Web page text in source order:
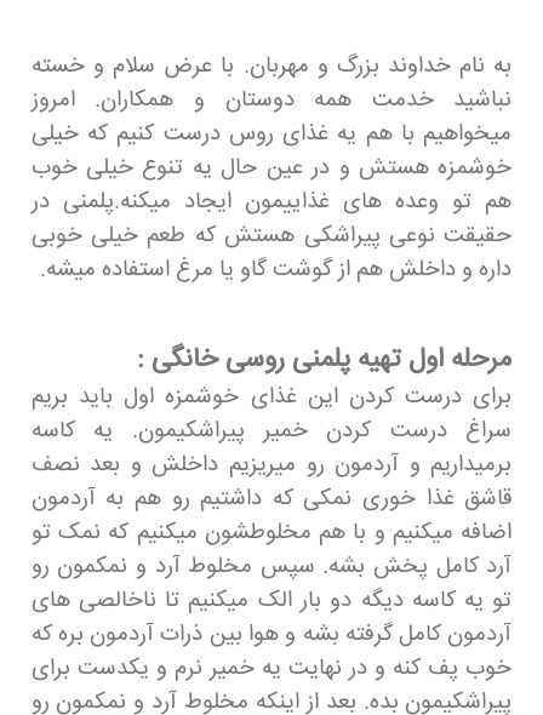
به نام خداوند بزرگ و مهربان. با عرض سلام و خسته
نباشید خدمت همه دوستان و همکاران. امروز
میخواهیم با هم یه غذای روس درست کنیم که خیلی
خوشمزه هستش و در عین حال یه تنوع خیلی خوب
هم تو وعده های غذاییمون ایجاد میکنه.پلمنی در
حقیقت نوعی پیراشکی هستش که طعم خیلی خوبی
داره و داخلش هم از گوشت گاو یا مرغ استفاده میشه.
مرحله اول تهیه پلمنی روسی خانگی :
برای درست کردن این غذای خوشمزه اول باید بریم
سراغ درست کردن خمیر پیراشکیمون. یه کاسه
برمیداریم و آردمون رو میریزیم داخلش و بعد نصف
قاشق غذا خوری نمکی که داشتیم رو هم به آردمون
اضافه میکنیم و با هم مخلوطشون میکنیم که نمک تو
آرد کامل پخش بشه. سپس مخلوط آرد و نمکمون رو
تو یه کاسه دیگه دو بار الک میکنیم تا ناخالصی های
آردمون کامل گرفته بشه و هوا بین ذرات آردمون بره که
خوب پف کنه و در نهایت یه خمیر نرم و یکدست برای
پیراشکیمون بده. بعد از اینکه مخلوط آرد و نمکمون رو